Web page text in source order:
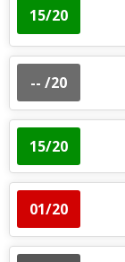
15/20
-- /20
15/20
01/20